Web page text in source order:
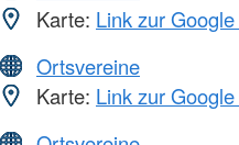
Karte: Link zur
Ortsvereine
Karte: Link zur